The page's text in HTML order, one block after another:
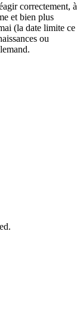
correctement, à
et bien plus
(la date limite ce
ou